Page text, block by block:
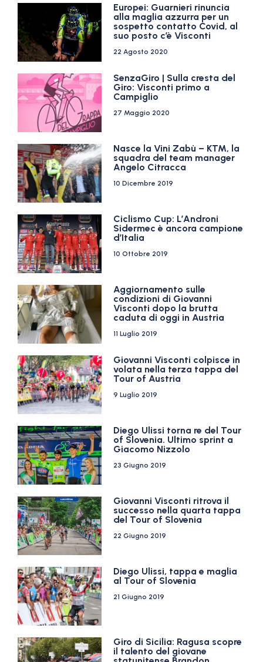
Europei: Guarnieri rinuncia
alla maglia azzurra per un
sospetto contatto Covid, al
suo posto c’è Visconti
22 Agosto 2020
SenzaGiro | Sulla cresta del
Giro: Visconti primo a
Campiglio
27 Maggio 2020
Nasce la Vini Zabù – KTM, la
squadra del team manager
Angelo Citracca
10 Dicembre 2019
Ciclismo Cup: L’Androni
Sidermec è ancora campione
d’Italia
10 Ottobre 2019
Aggiornamento sulle
condizioni di Giovanni
Visconti dopo la brutta
caduta di oggi in Austria
11 Luglio 2019
Giovanni Visconti colpisce in
volata nella terza tappa del
Tour of Austria
9 Luglio 2019
Diego Ulissi torna re del Tour
of Slovenia. Ultimo sprint a
Giacomo Nizzolo
23 Giugno 2019
Giovanni Visconti ritrova il
successo nella quarta tappa
del Tour of Slovenia
22 Giugno 2019
Diego Ulissi, tappa e maglia
al Tour of Slovenia
21 Giugno 2019
Giro di Sicilia: Ragusa scopre
il talento del giovane